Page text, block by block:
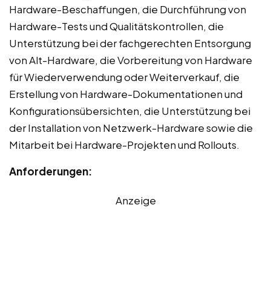
Hardware-Beschaffungen, die Durchführung von
Hardware-Tests und Qualitätskontrollen, die
Unterstützung bei der fachgerechten Entsorgung
von Alt-Hardware, die Vorbereitung von Hardware
für Wiederverwendung oder Weiterverkauf, die
Erstellung von Hardware-Dokumentationen und
Konfigurationsübersichten, die Unterstützung bei
der Installation von Netzwerk-Hardware sowie die
Mitarbeit bei Hardware-Projekten und Rollouts.
Anforderungen:
Anzeige